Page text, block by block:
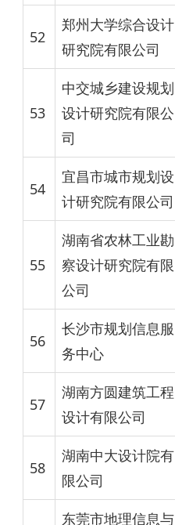
52
郑州大学综合设计
研究院有限公司
53
中交城乡建设规划
设计研究院有限公
司
54
宜昌市城市规划设
计研究院有限公司
55
湖南省农林工业勘
察设计研究院有限
公司
56
长沙市规划信息服
务中心
57
湖南方圆建筑工程
设计有限公司
58
湖南中大设计院有
限公司
东莞市地理信息与